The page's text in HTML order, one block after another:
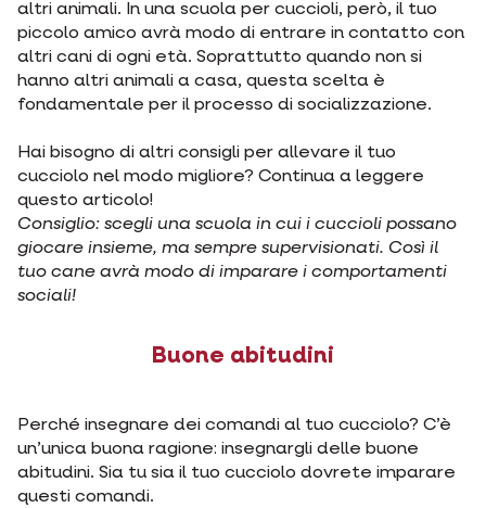
altri animali. In una scuola per cuccioli, però, il tuo
piccolo amico avrà modo di entrare in contatto con
altri cani di ogni età. Soprattutto quando non si
hanno altri animali a casa, questa scelta è
fondamentale per il processo di socializzazione.
Hai bisogno di altri consigli per allevare il tuo
cucciolo nel modo migliore? Continua a leggere
questo articolo!
Consiglio: scegli una scuola in cui i cuccioli possano
giocare insieme, ma sempre supervisionati. Così il
tuo cane avrà modo di imparare i comportamenti
sociali!
Buone abitudini
Perché insegnare dei comandi al tuo cucciolo? C’è
un’unica buona ragione: insegnargli delle buone
abitudini. Sia tu sia il tuo cucciolo dovrete imparare
questi comandi.